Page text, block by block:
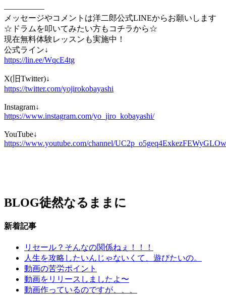
—————
メッセージやコメントは洋二郎公式LINEからお願いします
☆ドラムを叩いてみたい方もコチラから☆
現在無料体験レッスンも実施中！
公式ライン↓
https://lin.ee/WqcE4tg
X(旧Twitter)↓
https://twitter.com/yojirokobayashi
Instagram↓
https://www.instagram.com/yo_jiro_kobayashi/
YouTube↓
https://www.youtube.com/channel/UC2p_o5geq4ExkezFEWyGLOw
BLOG徒然なるままに
新着記事
リセール？そんなの関係ねぇ！！！
人生を攻略したいんじゃないくて、遊びたいの。
動画の苦労ポイント
動画をリリースしましたよ〜
動画作っているのですが、、、